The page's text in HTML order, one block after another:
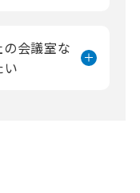
会議室な
い